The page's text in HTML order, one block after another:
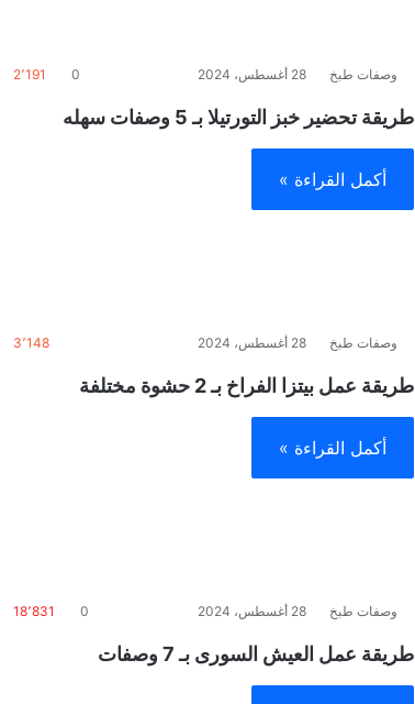
وصفات طبخ 28 أغسطس، 2024 0 2٬191
طريقة تحضير خبز التورتيلا بـ 5 وصفات سهله
أكمل القراءة »
وصفات طبخ 28 أغسطس، 2024 3٬148
طريقة عمل بيتزا الفراخ بـ 2 حشوة مختلفة
أكمل القراءة »
وصفات طبخ 28 أغسطس، 2024 0 18٬831
طريقة عمل العيش السورى بـ 7 وصفات